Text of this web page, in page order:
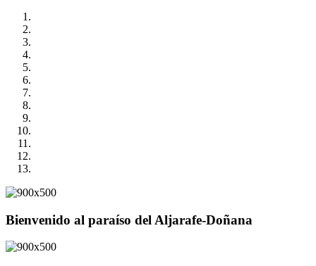
Bienvenido al paraíso del Aljarafe-Doñana